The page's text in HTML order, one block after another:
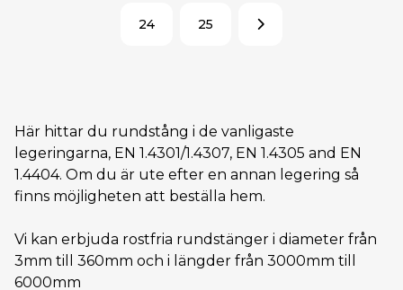
24 25
Här hittar du rundstång i de vanligaste
legeringarna, EN 1.4301/1.4307, EN 1.4305 and EN
1.4404. Om du är ute efter en annan legering så
finns möjligheten att beställa hem.
Vi kan erbjuda rostfria rundstänger i diameter från
3mm till 360mm och i längder från 3000mm till
6000mm